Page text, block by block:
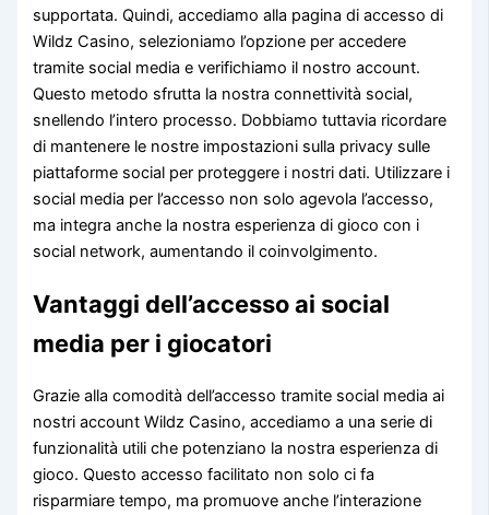
supportata. Quindi, accediamo alla pagina di accesso di
Wildz Casino, selezioniamo l’opzione per accedere
tramite social media e verifichiamo il nostro account.
Questo metodo sfrutta la nostra connettività social,
snellendo l’intero processo. Dobbiamo tuttavia ricordare
di mantenere le nostre impostazioni sulla privacy sulle
piattaforme social per proteggere i nostri dati. Utilizzare i
social media per l’accesso non solo agevola l’accesso,
ma integra anche la nostra esperienza di gioco con i
social network, aumentando il coinvolgimento.
Vantaggi dell’accesso ai social
media per i giocatori
Grazie alla comodità dell’accesso tramite social media ai
nostri account Wildz Casino, accediamo a una serie di
funzionalità utili che potenziano la nostra esperienza di
gioco. Questo accesso facilitato non solo ci fa
risparmiare tempo, ma promuove anche l’interazione